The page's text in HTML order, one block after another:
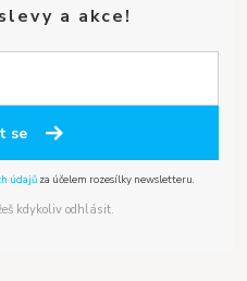
a akce!
se
údajůza účelem rozesílky newsletteru.
kdykoliv odhlásit.